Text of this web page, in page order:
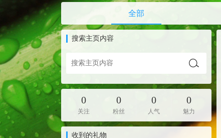
全部
搜索主页内容
0
关注
0
粉丝
0
人气
0
魅力
收到的礼物